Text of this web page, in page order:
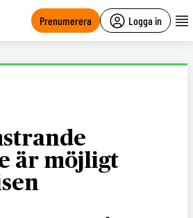
Prenumerera Logga in
är möjligt